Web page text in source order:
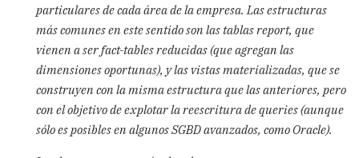
particulares de cada área de la empresa. Las estructuras
más comunes en este sentido son las tablas report, que
vienen a ser fact-tables reducidas (que agregan las
dimensiones oportunas), y las vistas materializadas, que se
construyen con la misma estructura que las anteriores, pero
con el objetivo de explotar la reescritura de queries (aunque
sólo es posibles en algunos SGBD avanzados, como Oracle).